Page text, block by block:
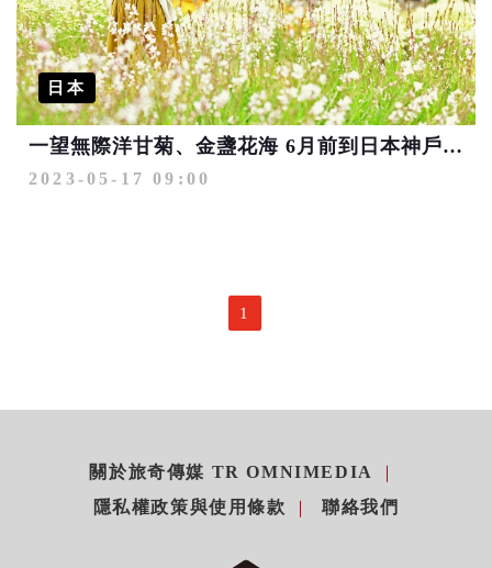
日本
一望無際洋甘菊、金盞花海 6月前到日本神戶追絕景
2023-05-17 09:00
1
關於旅奇傳媒 TR OMNIMEDIA
隱私權政策與使用條款
聯絡我們